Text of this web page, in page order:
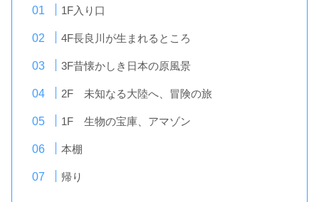
1F入り口
4F長良川が生まれるところ
3F昔懐かしき日本の原風景
2F 未知なる大陸へ、冒険の旅
1F 生物の宝庫、アマゾン
本棚
帰り